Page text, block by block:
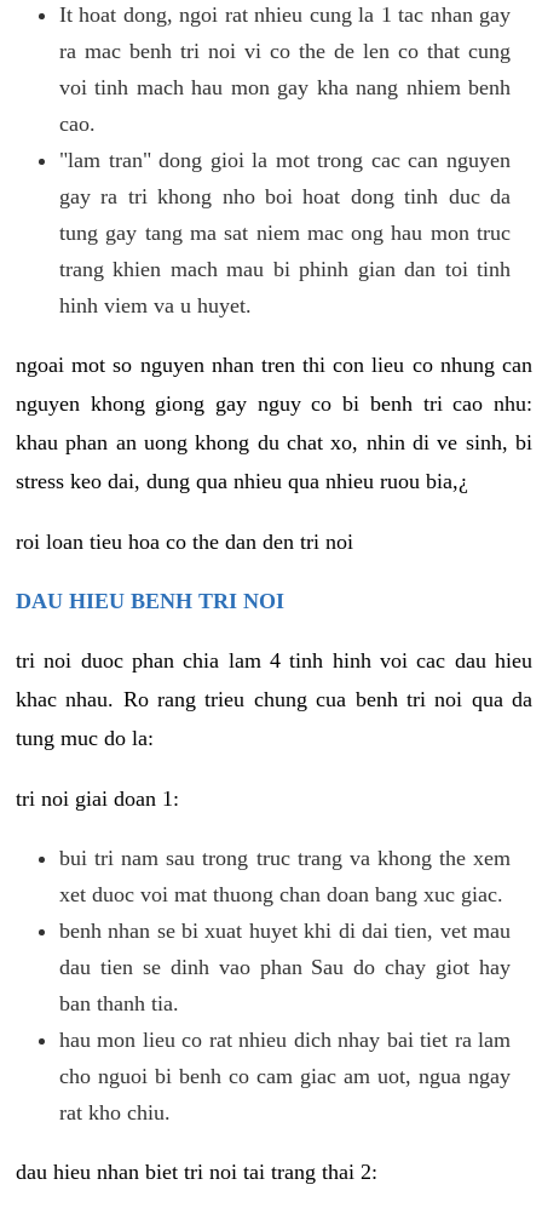
It hoat dong, ngoi rat nhieu cung la 1 tac nhan gay
ra mac benh tri noi vi co the de len co that cung
voi tinh mach hau mon gay kha nang nhiem benh
cao.
"lam tran" dong gioi la mot trong cac can nguyen
gay ra tri khong nho boi hoat dong tinh duc da
tung gay tang ma sat niem mac ong hau mon truc
trang khien mach mau bi phinh gian dan toi tinh
hinh viem va u huyet.
ngoai mot so nguyen nhan tren thi con lieu co nhung can
nguyen khong giong gay nguy co bi benh tri cao nhu:
khau phan an uong khong du chat xo, nhin di ve sinh, bi
stress keo dai, dung qua nhieu qua nhieu ruou bia,¿
roi loan tieu hoa co the dan den tri noi
DAU HIEU BENH TRI NOI
tri noi duoc phan chia lam 4 tinh hinh voi cac dau hieu
khac nhau. Ro rang trieu chung cua benh tri noi qua da
tung muc do la:
tri noi giai doan 1:
bui tri nam sau trong truc trang va khong the xem
xet duoc voi mat thuong chan doan bang xuc giac.
benh nhan se bi xuat huyet khi di dai tien, vet mau
dau tien se dinh vao phan Sau do chay giot hay
ban thanh tia.
hau mon lieu co rat nhieu dich nhay bai tiet ra lam
cho nguoi bi benh co cam giac am uot, ngua ngay
rat kho chiu.
dau hieu nhan biet tri noi tai trang thai 2: